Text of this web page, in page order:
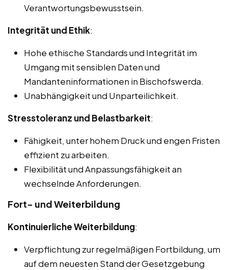
Verantwortungsbewusstsein.
Integrität und Ethik:
Hohe ethische Standards und Integrität im
Umgang mit sensiblen Daten und
Mandanteninformationen in Bischofswerda.
Unabhängigkeit und Unparteilichkeit.
Stresstoleranz und Belastbarkeit:
Fähigkeit, unter hohem Druck und engen Fristen
effizient zu arbeiten.
Flexibilität und Anpassungsfähigkeit an
wechselnde Anforderungen.
Fort- und Weiterbildung
Kontinuierliche Weiterbildung:
Verpflichtung zur regelmäßigen Fortbildung, um
auf dem neuesten Stand der Gesetzgebung